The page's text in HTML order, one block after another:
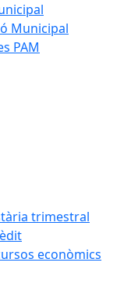
Municipal
PAM
trimestral
econòmics